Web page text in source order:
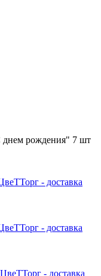
днем рождения" 7 шт